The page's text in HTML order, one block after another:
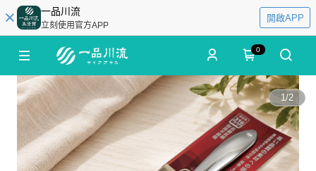
一品川流
立刻使用官方APP
開啟APP
0
1/2